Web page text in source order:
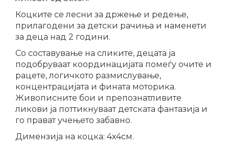
Коцките се лесни за држење и редење,
прилагодени за детски рачиња и наменети
за деца над 2 години.
Со составување на сликите, децата ја
подобруваат координацијата помеѓу очите и
рацете, логичкото размислување,
концентрацијата и фината моторика.
Живописните бои и препознатливите
ликови ја поттикнуваат детската фантазија и
го прават учењето забавно.
Димензија на коцка: 4х4см.